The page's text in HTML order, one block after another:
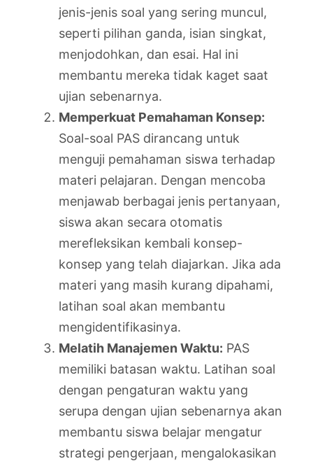
jenis-jenis soal yang sering muncul,
seperti pilihan ganda, isian singkat,
menjodohkan, dan esai. Hal ini
membantu mereka tidak kaget saat
ujian sebenarnya.
Memperkuat Pemahaman Konsep:
Soal-soal PAS dirancang untuk
menguji pemahaman siswa terhadap
materi pelajaran. Dengan mencoba
menjawab berbagai jenis pertanyaan,
siswa akan secara otomatis
merefleksikan kembali konsep-
konsep yang telah diajarkan. Jika ada
materi yang masih kurang dipahami,
latihan soal akan membantu
mengidentifikasinya.
Melatih Manajemen Waktu: PAS
memiliki batasan waktu. Latihan soal
dengan pengaturan waktu yang
serupa dengan ujian sebenarnya akan
membantu siswa belajar mengatur
strategi pengerjaan, mengalokasikan